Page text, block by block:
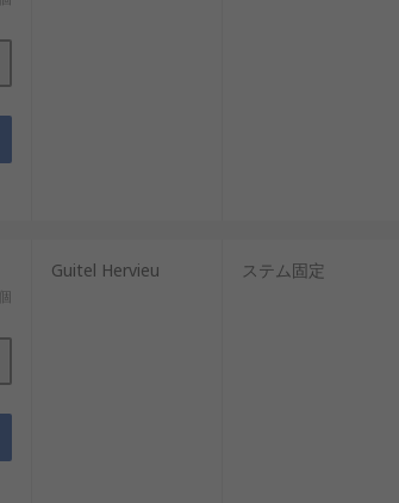
Guitel Hervieu ステム固定